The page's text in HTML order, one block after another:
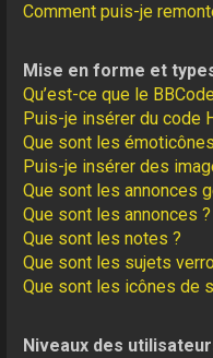
Comment puis-je
Mise en forme et
Qu’est-ce que le
Puis-je insérer du code
Que sont les
Puis-je insérer des
Que sont les annonces
Que sont les annonces ?
Que sont les notes ?
Que sont les sujets
Que sont les icônes de
Niveaux des